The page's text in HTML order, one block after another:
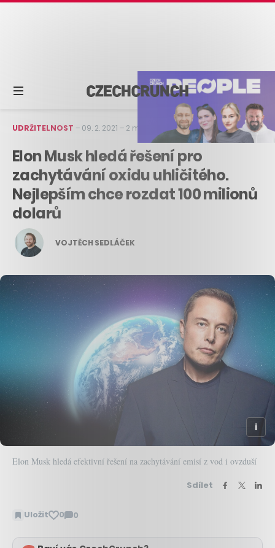
UDRŽITELNOST – 09. 2. 2021 – 2 min čtení
Elon Musk hledá řešení pro
zachytávání oxidu uhličitého.
Nejlepším chce rozdat 100 milionů
dolarů
VOJTĚCH SEDLÁČEK
Elon Musk hledá efektivní řešení na zachytávání emisí z vod i ovzduší
Sdílet
Uložit 0 0
Zobrazit